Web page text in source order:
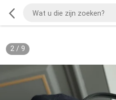
2/ 9